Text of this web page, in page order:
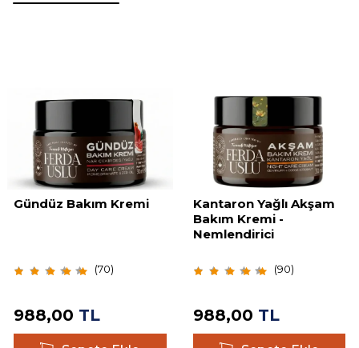
Gündüz Bakım Kremi
988,00 TL
(70)
Kantaron Yağlı Akşam
Bakım Kremi -
Nemlendirici
988,00 TL
(90)